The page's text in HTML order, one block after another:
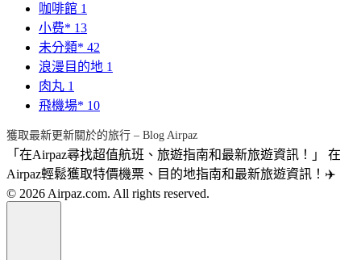
咖啡館 1
小费* 13
未分類* 42
浪漫目的地 1
肉丸 1
飛機場* 10
獲取最新更新關於的旅行 – Blog Airpaz
「在Airpaz尋找超值航班、旅遊指南和最新旅遊資訊！」 在
Airpaz輕鬆獲取特價機票、目的地指南和最新旅遊資訊！✈️
© 2026 Airpaz.com. All rights reserved.